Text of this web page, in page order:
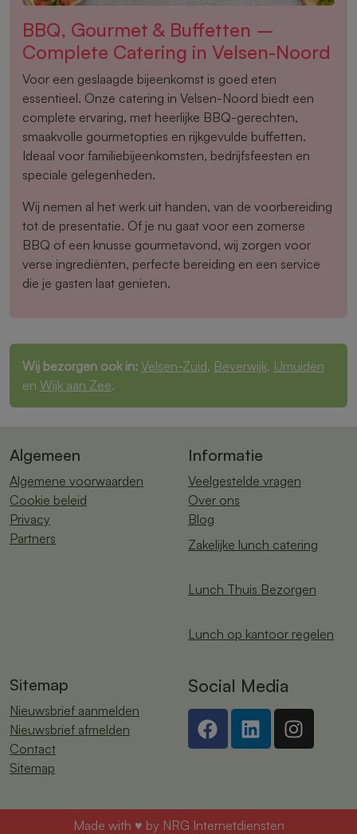
BBQ, Gourmet & Buffetten –
Complete Catering in Velsen-Noord
Voor een geslaagde bijeenkomst is goed eten
essentieel. Onze catering in Velsen-Noord biedt een
complete ervaring, met heerlijke BBQ-gerechten,
smaakvolle gourmetopties en rijkgevulde buffetten.
Ideaal voor familiebijeenkomsten, bedrijfsfeesten en
speciale gelegenheden.
Wij nemen al het werk uit handen, van de voorbereiding
tot de presentatie. Of je nu gaat voor een zomerse
BBQ of een knusse gourmetavond, wij zorgen voor
verse ingrediënten, perfecte bereiding en een service
die je gasten laat genieten.
Wij bezorgen ook in: Velsen-Zuid, Beverwijk, IJmuiden
en Wijk aan Zee.
Algemeen
Algemene voorwaarden
Cookie beleid
Privacy
Partners
Informatie
Veelgestelde vragen
Over ons
Blog
Zakelijke lunch catering
Lunch Thuis Bezorgen
Lunch op kantoor regelen
Sitemap
Nieuwsbrief aanmelden
Nieuwsbrief afmelden
Contact
Sitemap
Social Media
Made with ♥ by NRG Internetdiensten